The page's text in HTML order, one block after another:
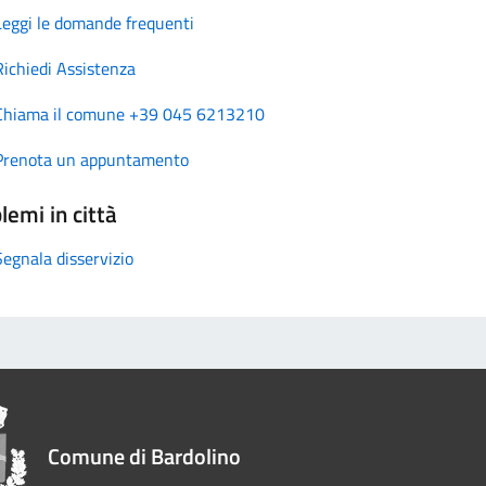
le domande frequenti
Assistenza
il comune +39 045 6213210
un appuntamento
in città
disservizio
Comune di Bardolino